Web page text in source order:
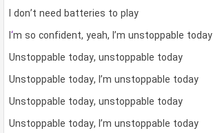
I don’t need batteries to play
I‘m so confident, yeah, I’m unstoppable today
Unstoppable today, unstoppable today
Unstoppable today, I’m unstoppable today
Unstoppable today, unstoppable today
Unstoppable today, I’m unstoppable today